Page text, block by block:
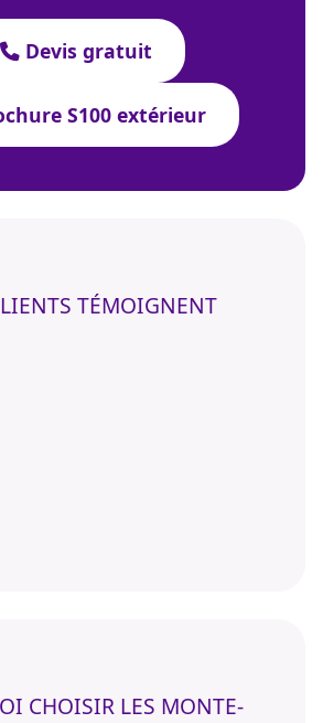
Devis gratuit
S100 extérieur
TÉMOIGNENT
CHOISIR LES MONTE-